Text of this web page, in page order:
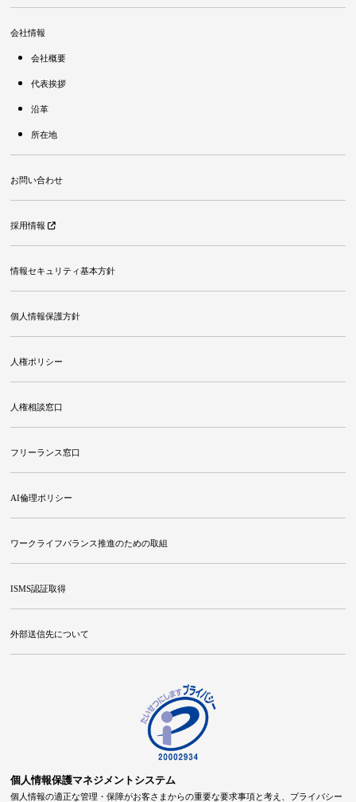
会社情報
会社概要
代表挨拶
沿革
所在地
お問い合わせ
採用情報
情報セキュリティ基本方針
個人情報保護方針
人権ポリシー
人権相談窓口
フリーランス窓口
AI倫理ポリシー
ワークライフバランス推進のための取組
ISMS認証取得
外部送信先について
個人情報保護マネジメントシステム
個人情報の適正な管理・保障がお客さまからの重要な要求事項と考え、プライバシー